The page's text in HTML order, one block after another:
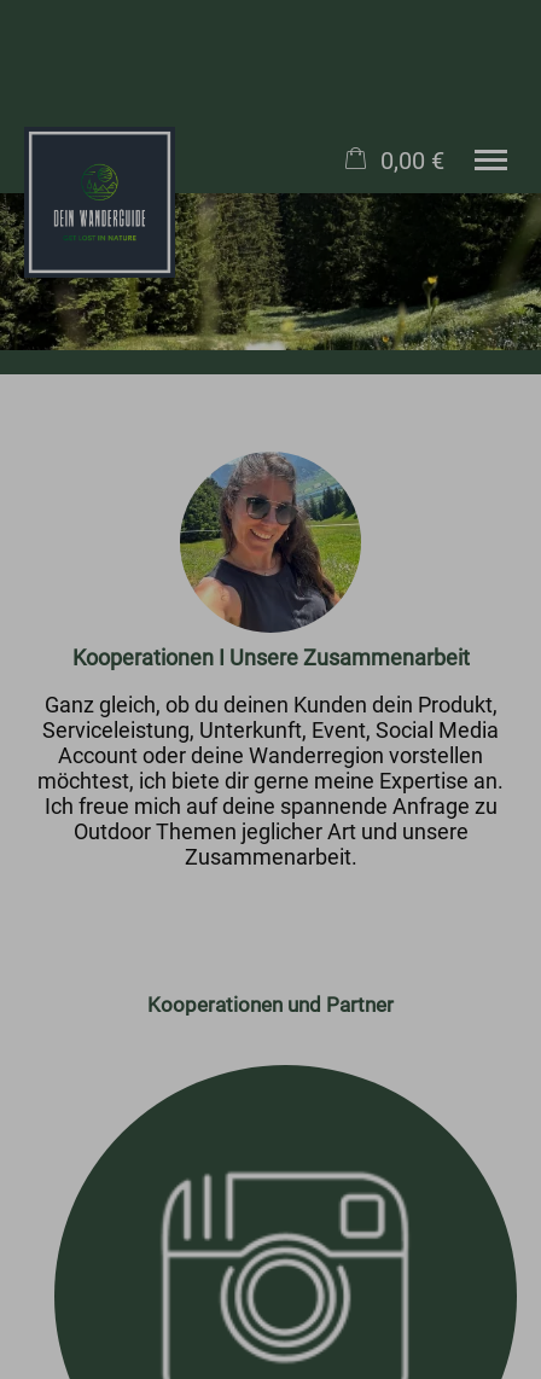
WANDERUNGEN
ANFRAGEN
BLOG
TEAM
0,00 €
×
Warenkorb ist leer
Kooperationen I Unsere Zusammenarbeit
Ganz gleich, ob du deinen Kunden dein Produkt,
Serviceleistung, Unterkunft, Event, Social Media
Account oder deine Wanderregion vorstellen
möchtest, ich biete dir gerne meine Expertise an.
Ich freue mich auf deine spannende Anfrage zu
Outdoor Themen jeglicher Art und unsere
Zusammenarbeit.
Kooperationen und Partner